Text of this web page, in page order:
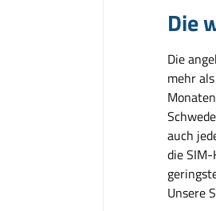
Die
Die
mehr
auch
die
Unsere